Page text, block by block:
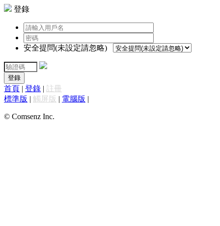
登錄
安全提問(未設定請忽略)
登錄
首頁 | 登錄 | 註冊
標準版 | 觸屏版 | 電腦版 |
© Comsenz Inc.